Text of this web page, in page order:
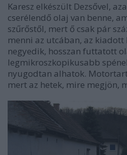
Karesz elkészült Dezsővel,
cserélendő olaj van benne,
szűrőstől, mert ő csak pár
menni az utcában, az kiadott
negyedik, hosszan futtatott
legmikroszkopikusabb
nyugodtan alhatok.
mert az hetek, mire megjön,